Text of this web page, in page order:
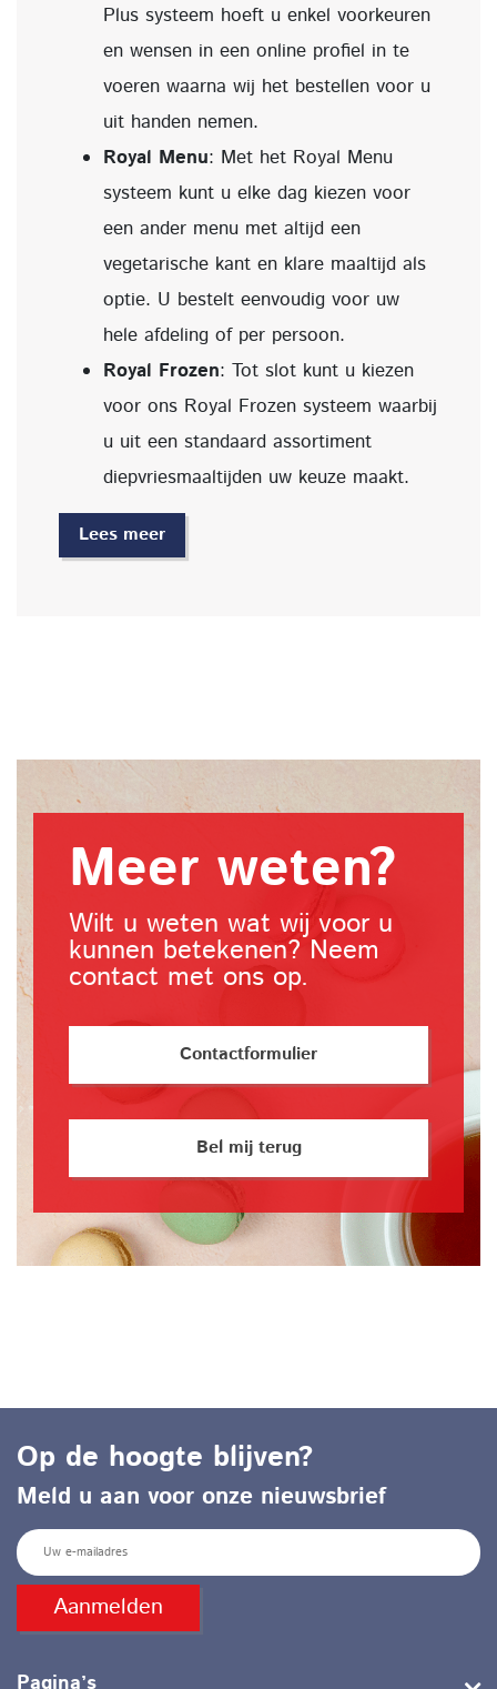
Plus systeem hoeft u enkel voorkeuren
en wensen in een online profiel in te
voeren waarna wij het bestellen voor u
uit handen nemen.
Royal Menu: Met het Royal Menu
systeem kunt u elke dag kiezen voor
een ander menu met altijd een
vegetarische kant en klare maaltijd als
optie. U bestelt eenvoudig voor uw
hele afdeling of per persoon.
Royal Frozen: Tot slot kunt u kiezen
voor ons Royal Frozen systeem waarbij
u uit een standaard assortiment
diepvriesmaaltijden uw keuze maakt.
Lees meer
Meer weten?
Wilt u weten wat wij voor u
kunnen betekenen? Neem
contact met ons op.
Contactformulier
Bel mij terug
Op de hoogte blijven?
Meld u aan voor onze nieuwsbrief
m
Pagina’s